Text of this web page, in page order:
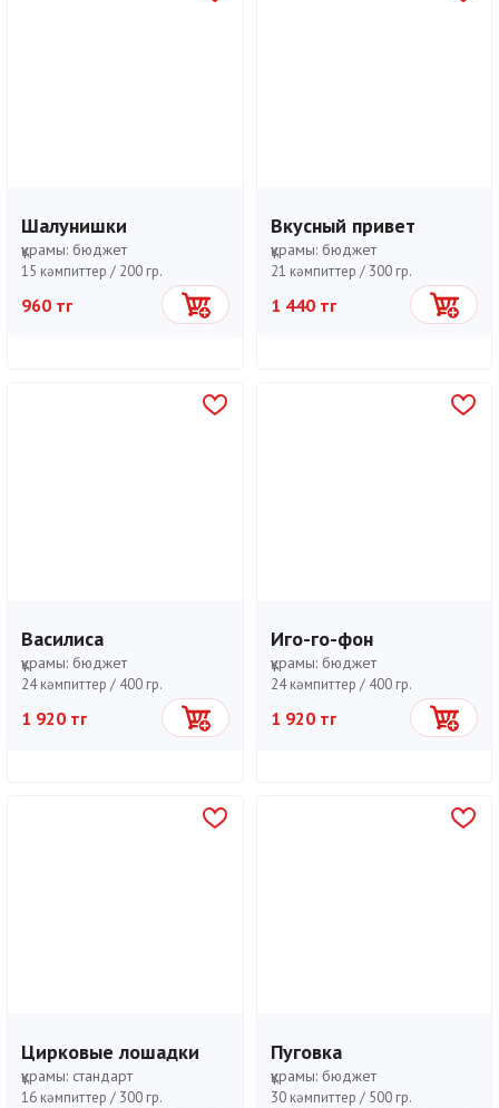
Шалунишки
құрамы: бюджет
15 кәмпиттер / 200 гр.
960 тг Себетке
Вкусный привет
құрамы: бюджет
21 кәмпиттер / 300 гр.
1 440 тг Себетке
Василиса
құрамы: бюджет
24 кәмпиттер / 400 гр.
1 920 тг Себетке
Иго-го-фон
құрамы: бюджет
24 кәмпиттер / 400 гр.
1 920 тг Себетке
Цирковые лошадки
құрамы: стандарт
16 кәмпиттер / 300 гр.
Пуговка
құрамы: бюджет
30 кәмпиттер / 500 гр.